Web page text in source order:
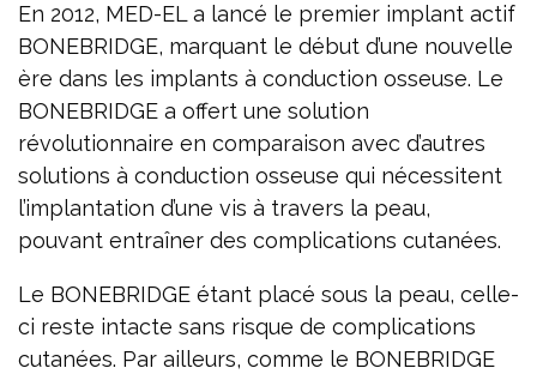
En 2012, MED-EL a lancé le premier implant actif
BONEBRIDGE, marquant le début d’une nouvelle
ère dans les implants à conduction osseuse. Le
BONEBRIDGE a offert une solution
révolutionnaire en comparaison avec d’autres
solutions à conduction osseuse qui nécessitent
l’implantation d’une vis à travers la peau,
pouvant entraîner des complications cutanées.
Le BONEBRIDGE étant placé sous la peau, celle-
ci reste intacte sans risque de complications
cutanées. Par ailleurs, comme le BONEBRIDGE